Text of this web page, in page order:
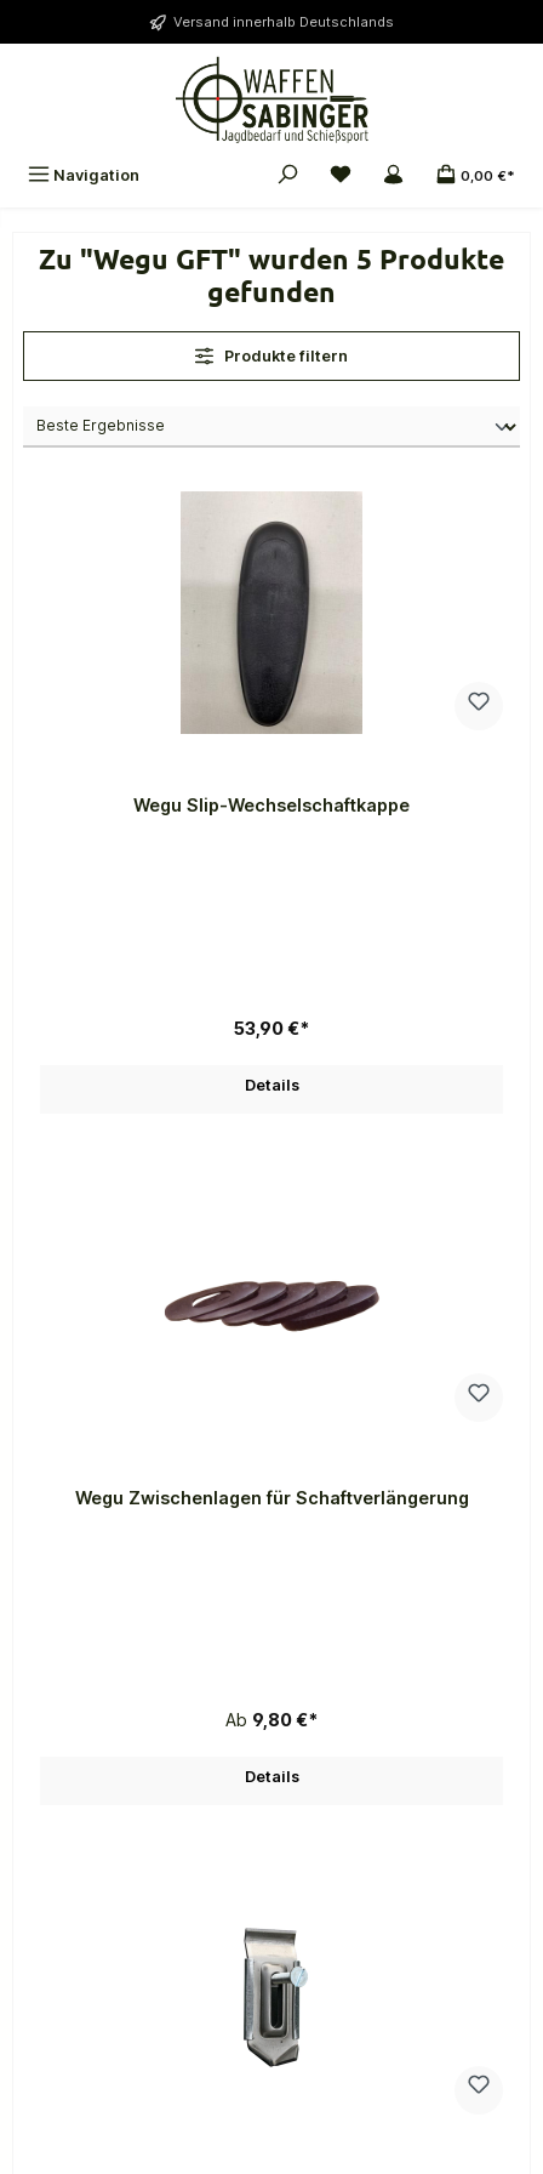
Versand innerhalb Deutschlands
Navigation 0,00 €*
Zu "Wegu GFT" wurden 5 Produkte
gefunden
Produkte filtern
Wegu Slip-Wechselschaftkappe
53,90 €*
Details
Wegu Zwischenlagen für Schaftverlängerung
Ab 9,80 €*
Details